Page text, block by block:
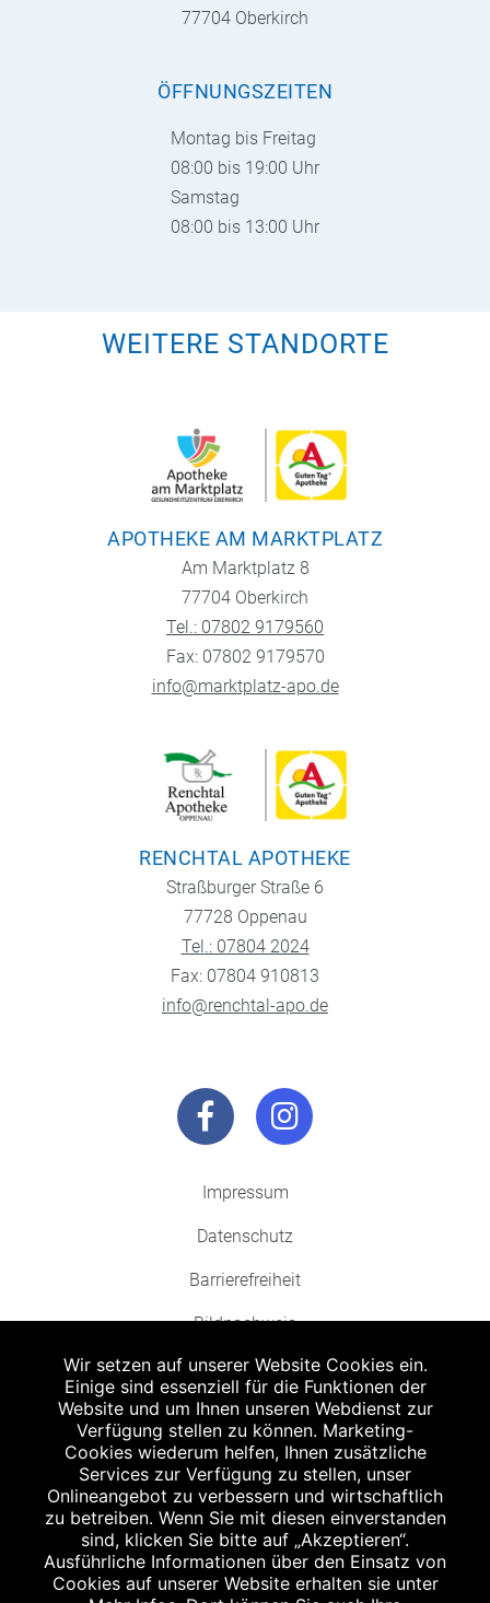
77704 Oberkirch
ÖFFNUNGSZEITEN
Montag bis Freitag
08:00 bis 19:00 Uhr
Samstag
08:00 bis 13:00 Uhr
WEITERE STANDORTE
APOTHEKE AM MARKTPLATZ
Am Marktplatz 8
77704 Oberkirch
Tel.: 07802 9179560
Fax: 07802 9179570
info@marktplatz-apo.de
RENCHTAL APOTHEKE
Straßburger Straße 6
77728 Oppenau
Tel.: 07804 2024
Fax: 07804 910813
info@renchtal-apo.de
Impressum
Datenschutz
Barrierefreiheit
Bildnachweis
Abgabe in haushaltsüblichen Mengen, solange der Vorrat reicht. Für Druck-
und Satzfehler keine Haftung.
Zu Risiken und Nebenwirkungen lesen Sie die Packungsbeilage und fragen
Sie Ihren Arzt oder Apotheker.
Angabe nach der deutschen Arzneimitteltaxe Apothekenerstattungspreis
(AEP). Der AEP ist keine unverbindliche Preisempfehlung der Hersteller. Der
AEP ist ein von den Apotheken in Ansatz gebrachter Preis für rezeptfreie
Arzneimittel. Er entspricht in der Höhe dem für Apotheken verbindlichen
Wir setzen auf unserer Website Cookies ein.
Einige sind essenziell für die Funktionen der
Website und um Ihnen unseren Webdienst zur
Verfügung stellen zu können. Marketing-
Cookies wiederum helfen, Ihnen zusätzliche
Services zur Verfügung zu stellen, unser
Onlineangebot zu verbessern und wirtschaftlich
zu betreiben. Wenn Sie mit diesen einverstanden
sind, klicken Sie bitte auf „Akzeptieren“.
Ausführliche Informationen über den Einsatz von
Cookies auf unserer Website erhalten sie unter